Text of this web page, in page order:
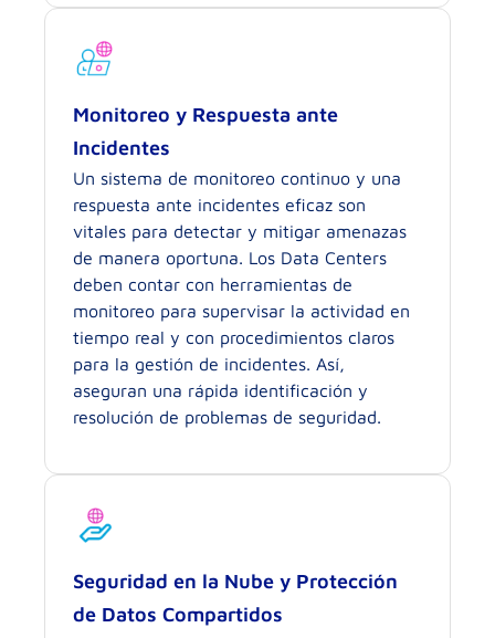
Monitoreo y Respuesta ante
Incidentes
Un sistema de monitoreo continuo y una
respuesta ante incidentes eficaz son
vitales para detectar y mitigar amenazas
de manera oportuna. Los Data Centers
deben contar con herramientas de
monitoreo para supervisar la actividad en
tiempo real y con procedimientos claros
para la gestión de incidentes. Así,
aseguran una rápida identificación y
resolución de problemas de seguridad.
Seguridad en la Nube y Protección
de Datos Compartidos